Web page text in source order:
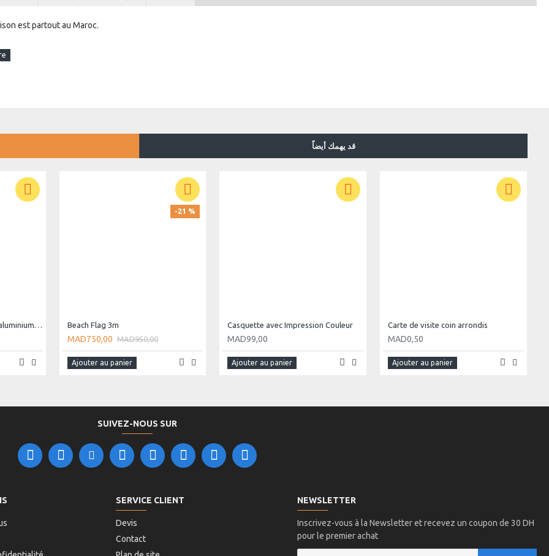
est partout au Maroc.
(pas cher) en transférant votre fichier ou bien
قد يهمك أيضاً
Carte de visite de luxe en aluminium - Noir -
-21 %
Beach Flag 3m
MAD750,00 MAD950,00
Ajouter au panier
Casquette avec Impression Couleur
MAD99,00
Ajouter au panier
Carte de visite coin arrondis
MAD0,50
Ajouter au panier
SUIVEZ-NOUS SUR
SERVICE CLIENT
Devis
Contact
NEWSLETTER
Inscrivez-vous à la Newsletter et recevez un coupon de 30 DH
pour le premier achat